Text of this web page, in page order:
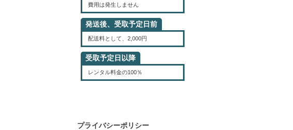
費用は発生しません
発送後、受取予定日前
配送料として、2,000円
受取予定日以降
レンタル料金の100％
プライバシーポリシー